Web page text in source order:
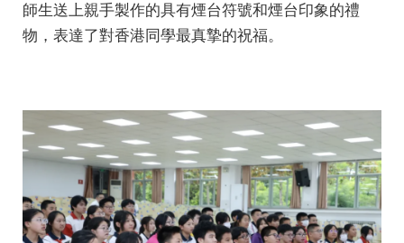
師生送上親手製作的具有煙台符號和煙台印象的禮
物，表達了對香港同學最真摯的祝福。